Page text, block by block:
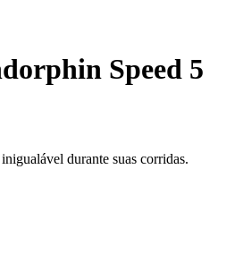
Speed 5
durante suas corridas.